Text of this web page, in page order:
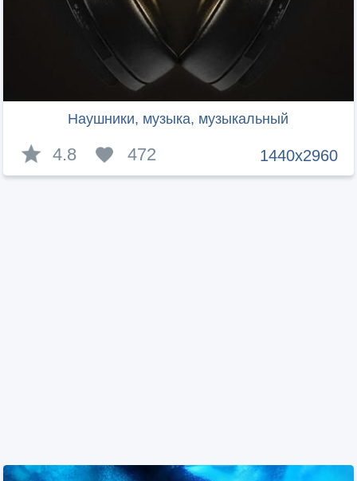
Наушники, музыка, музыкальный
1440x2960
4.8 472